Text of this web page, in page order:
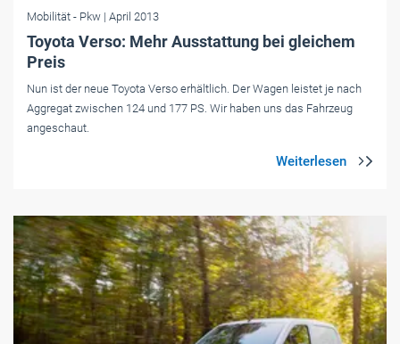
Mobilität - Pkw | April 2013
Toyota Verso: Mehr Ausstattung bei gleichem
Preis
Nun ist der neue Toyota Verso erhältlich. Der Wagen leistet je nach
Aggregat zwischen 124 und 177 PS. Wir haben uns das Fahrzeug
angeschaut.